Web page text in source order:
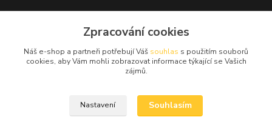
+420 776 839 986
info@nosice.com
Zpracování cookies
Náš e-shop a partneři potřebují Váš souhlas s použitím souborů
cookies, aby Vám mohli zobrazovat informace týkající se Vašich
zájmů.
Nastavení Souhlasím